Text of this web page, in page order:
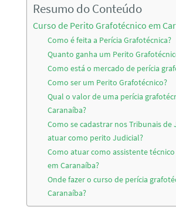
Resumo do Conteúdo
Curso de Perito Grafotécnico em
Como é feita a Perícia Grafotécnica?
Quanto ganha um Perito
Como está o mercado de perícia
Como ser um Perito Grafotécnico?
Qual o valor de uma perícia
Caranaíba?
Como se cadastrar nos Tribunais de
atuar como perito Judicial?
Como atuar como assistente
em Caranaíba?
Onde fazer o curso de perícia
Caranaíba?